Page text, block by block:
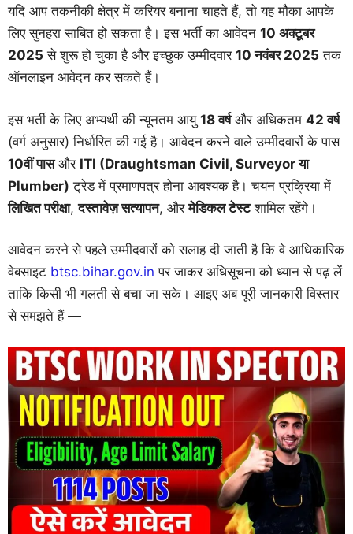
यदि आप तकनीकी क्षेत्र में करियर बनाना चाहते हैं, तो यह मौका आपके
लिए सुनहरा साबित हो सकता है। इस भर्ती का आवेदन 10 अक्टूबर
2025 से शुरू हो चुका है और इच्छुक उम्मीदवार 10 नवंबर 2025 तक
ऑनलाइन आवेदन कर सकते हैं।
इस भर्ती के लिए अभ्यर्थी की न्यूनतम आयु 18 वर्षऔर अधिकतम 42 वर्ष
(वर्ग अनुसार) निर्धारित की गई है। आवेदन करने वाले उम्मीदवारों के पास
10वीं पासऔर ITI (Draughtsman Civil, Surveyor या
Plumber) ट्रेड में प्रमाणपत्र होना आवश्यक है। चयन प्रक्रिया में
लिखित परीक्षा,दस्तावेज़ सत्यापन, औरमेडिकल टेस्टशामिल रहेंगे।
आवेदन करने से पहले उम्मीदवारों को सलाह दी जाती है कि वे आधिकारिक
वेबसाइट btsc.bihar.gov.in पर जाकर अधिसूचना को ध्यान से पढ़ लें
ताकि किसी भी गलती से बचा जा सके। आइए अब पूरी जानकारी विस्तार
से समझते हैं —